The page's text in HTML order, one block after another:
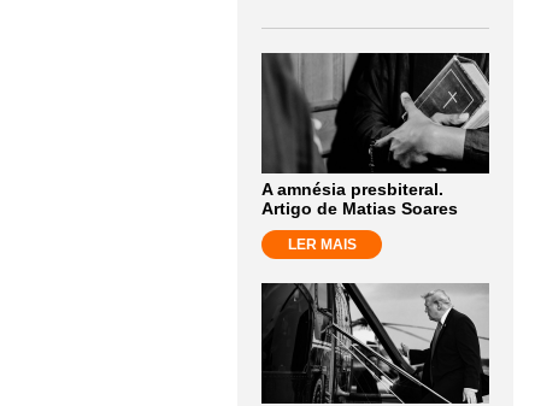
A amnésia presbiteral.
Artigo de Matias Soares
LER MAIS